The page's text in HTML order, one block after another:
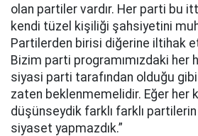
olan partiler vardır. Her parti bu
kendi tüzel kişiliği şahsiyetini
Partilerden birisi diğerine iltihak
Bizim parti programımızdaki her
siyasi parti tarafından olduğu
zaten beklenmemelidir. Eğer her
düşünseydik farklı farklı partilerin
siyaset yapmazdık.”